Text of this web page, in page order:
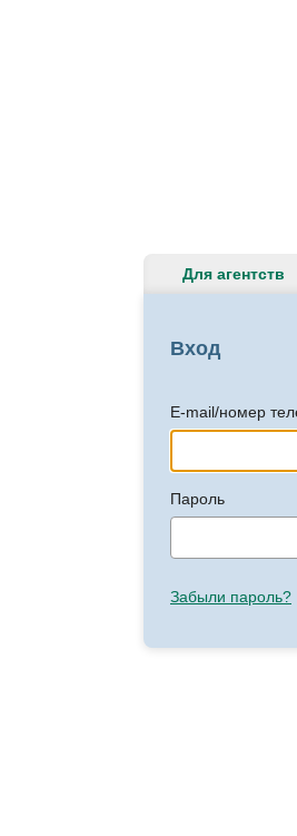
Для агентств
Вход
E-mail/номер
Пароль
Забыли пароль?